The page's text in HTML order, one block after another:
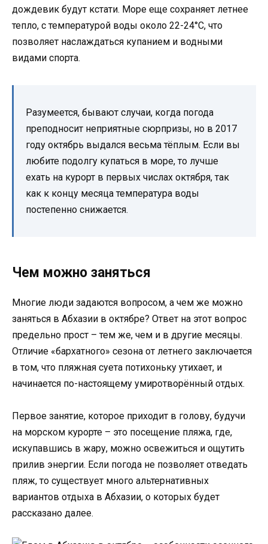
дождевик будут кстати. Море еще сохраняет летнее
тепло, с температурой воды около 22-24°C, что
позволяет наслаждаться купанием и водными
видами спорта.
Разумеется, бывают случаи, когда погода
преподносит неприятные сюрпризы, но в 2017
году октябрь выдался весьма тёплым. Если вы
любите подолгу купаться в море, то лучше
ехать на курорт в первых числах октября, так
как к концу месяца температура воды
постепенно снижается.
Чем можно заняться
Многие люди задаются вопросом, а чем же можно
заняться в Абхазии в октябре? Ответ на этот вопрос
предельно прост – тем же, чем и в другие месяцы.
Отличие «бархатного» сезона от летнего заключается
в том, что пляжная суета потихоньку утихает, и
начинается по-настоящему умиротворённый отдых.
Первое занятие, которое приходит в голову, будучи
на морском курорте – это посещение пляжа, где,
искупавшись в жару, можно освежиться и ощутить
прилив энергии. Если погода не позволяет отведать
пляж, то существует много альтернативных
вариантов отдыха в Абхазии, о которых будет
рассказано далее.